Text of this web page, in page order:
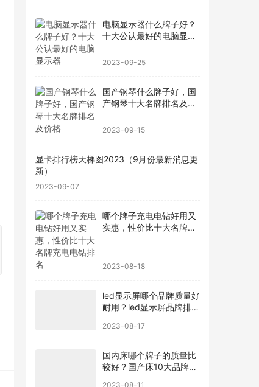
电脑显示器什么牌子好？
十大公认最好的电脑显示
2023-09-25
国产钢琴什么牌子好，国
产钢琴十大名牌排名及价
2023-09-15
显卡排行榜天梯图2023（9月份最新消息更
新）
2023-09-07
哪个牌子充电电钻好用又
实惠，性价比十大名牌充
2023-08-18
led显示屏哪个品牌质量好
耐用？led显示屏品牌排行
2023-08-17
国内床哪个牌子的质量比
较好？国产床10大品牌最
2023-08-11